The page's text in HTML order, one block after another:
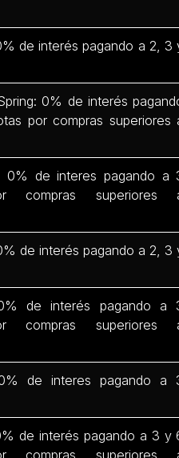
de interés pagando a 2, 3
0% de interés
por compras superiores
0% de interes pagando a
compras superiores
de interés pagando a 2, 3
de interés pagando a
compras superiores
de interes pagando a
de interés pagando a 3 y